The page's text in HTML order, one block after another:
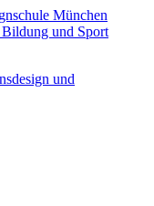
und